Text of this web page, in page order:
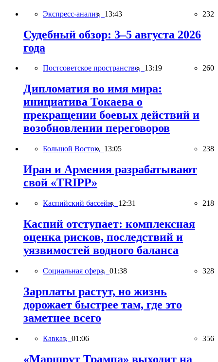
Экспресс-анализ, 13:43 232
Судебный обзор: 3–5 августа 2026
года
Постсоветское пространство, 13:19 260
Дипломатия во имя мира:
инициатива Токаева о
прекращении боевых действий и
возобновлении переговоров
Большой Восток, 13:05 238
Иран и Армения разрабатывают
свой «TRIPP»
Каспийский бассейн, 12:31 218
Каспий отступает: комплексная
оценка рисков, последствий и
уязвимостей водного баланса
Социальная сфера, 01:38 328
Зарплаты растут, но жизнь
дорожает быстрее там, где это
заметнее всего
Кавказ, 01:06 356
«Маршрут Трампа» выходит на